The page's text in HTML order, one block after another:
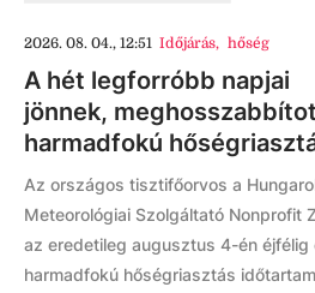
2026. 08. 04., 12:51 Időjárás, hőség
A hét legforróbb napjai
jönnek,
harmadfokú
Az országos tisztifőorvos a
Meteorológiai Szolgáltató Nonprofit
az eredetileg augusztus 4-én éjfélig
harmadfokú hőségriasztás